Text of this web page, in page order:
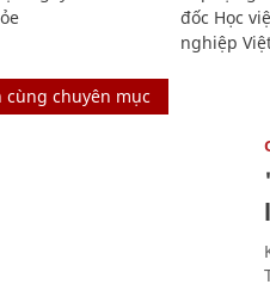
đốc Học
nghiệp
cùng chuyên mục